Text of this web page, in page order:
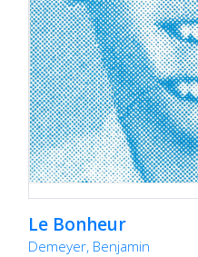
Le Bonheur
Demeyer, Benjamin